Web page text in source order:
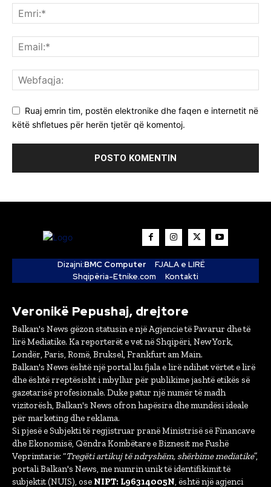
Ruaj emrin tim, postën elektronike dhe faqen e internetit në
këtë shfletues për herën tjetër që komentoj.
Dizajni:BMC Computer
FJALA e LIRË
Shqipëria-Etnike.com
Kontakti
Veronikë Pepushaj, drejtore
Balkan's News gëzon statusin e një Agjencie të Pavarur dhe të
lirë Mediatike. Ka reporterët e vet në Shqipëri, New York,
Londër, Paris, Romë, Bruksel, Frankfurt am Main.
Balkan's News është një portal ku fjala e lirë ndihet vërtet e lirë
dhe është rreptësisht i mbyllur për publikime jashtë etikës së
gazetarisë profesionale. Duke patur një numër të madh
vizitorësh, Balkan's News ofron hapësira dhe mundësi ideale
për marketing dhe reklama.
Si pjesë e Subjekti të regjistruar pranë Ministrisë së Financave
dhe Ekonomisë, Qëndra Kombëtare e Biznesit me Fushë
Veprimtarie: “Tregëti artikuj të ndryshëm, shërbime mediatike”,
portali Balkan's News, me numrin unik të identifikimit të
subjektit (NUIS), ose NIPT: L96314005N, është një agjenci